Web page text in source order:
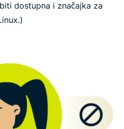
dostupna i značajka za